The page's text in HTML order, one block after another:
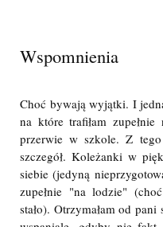
Wspomnienia
Choć bywają wyjątki. I
na które trafiłam
przerwie w szkole. Z
szczegół. Koleżanki w
siebie (jedyną
zupełnie "na lodzie"
stało). Otrzymałam od